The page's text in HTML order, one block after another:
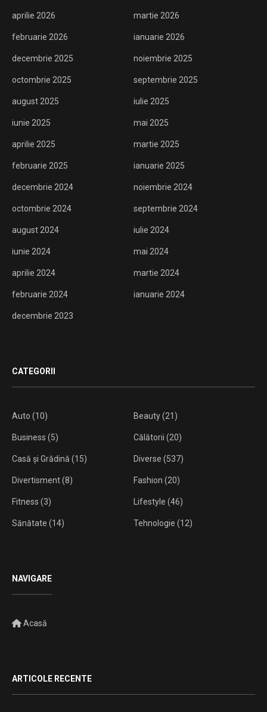
aprilie 2026 martie 2026
februarie 2026 ianuarie 2026
decembrie 2025 noiembrie 2025
octombrie 2025 septembrie 2025
august 2025 iulie 2025
iunie 2025 mai 2025
aprilie 2025 martie 2025
februarie 2025 ianuarie 2025
decembrie 2024 noiembrie 2024
octombrie 2024 septembrie 2024
august 2024 iulie 2024
iunie 2024 mai 2024
aprilie 2024 martie 2024
februarie 2024 ianuarie 2024
decembrie 2023
CATEGORII
Auto (10) Beauty(21)
Business (5) Călătorii (20)
Casă și Grădină (15) Diverse (537)
Divertisment(8) Fashion (20)
Fitness (3) Lifestyle (46)
Sănătate (14) Tehnologie (12)
NAVIGARE
Acasă
ARTICOLE RECENTE